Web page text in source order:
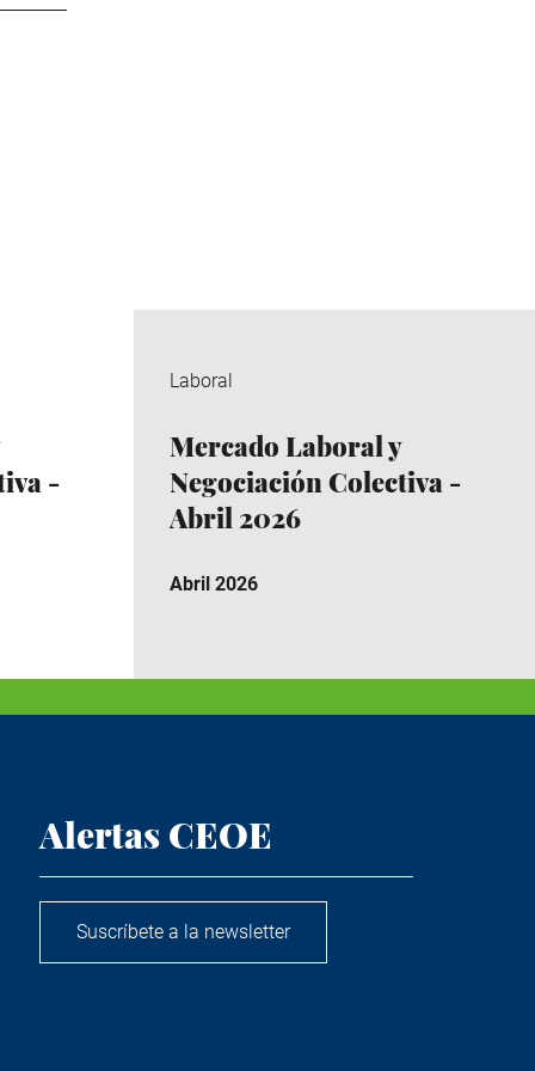
-
Laboral
Mercado Laboral y
Negociación Colectiva -
Abril 2026
Abril 2026
Alertas CEOE
Suscríbete a la newsletter